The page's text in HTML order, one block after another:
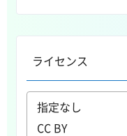
ライセンス